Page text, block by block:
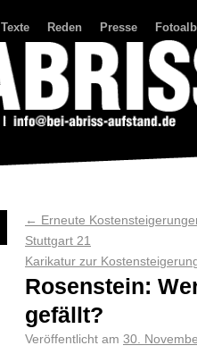
Texte Reden Presse
← Erneute
Stuttgart 21
Karikatur zur
Rosenstein:
gefällt?
Veröffentlicht am 30.